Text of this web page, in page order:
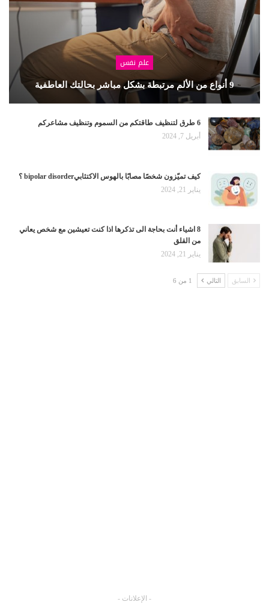
علم نفس
9 أنواع من الألم مرتبطة بشكل مباشر بحالتك العاطفية
6 طرق لتنظيف طاقتكم من السموم وتنظيف مشاعركم
أبريل 7, 2024
كيف تميّزون شخصًا مصابًا بالهوس الاكتئابيbipolar disorder ؟
يناير 21, 2024
8 اشياء أنت بحاجة الى تذكرها اذا كنت تعيشين مع شخص يعاني
من القلق
يناير 21, 2024
السابق التالي 1 من 6
- الإعلانات -